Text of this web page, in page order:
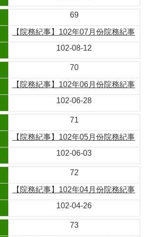
69
【院務紀事】102年07月份院務紀事
102-08-12
70
【院務紀事】102年06月份院務紀事
102-06-28
71
【院務紀事】102年05月份院務紀事
102-06-03
72
【院務紀事】102年04月份院務紀事
102-04-26
73